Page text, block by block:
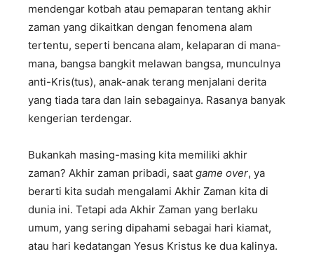
mendengar kotbah atau pemaparan tentang akhir
zaman yang dikaitkan dengan fenomena alam
tertentu, seperti bencana alam, kelaparan di mana-
mana, bangsa bangkit melawan bangsa, munculnya
anti-Kris(tus), anak-anak terang menjalani derita
yang tiada tara dan lain sebagainya. Rasanya banyak
kengerian terdengar.
Bukankah masing-masing kita memiliki akhir
zaman? Akhir zaman pribadi, saat game over, ya
berarti kita sudah mengalami Akhir Zaman kita di
dunia ini. Tetapi ada Akhir Zaman yang berlaku
umum, yang sering dipahami sebagai hari kiamat,
atau hari kedatangan Yesus Kristus ke dua kalinya.